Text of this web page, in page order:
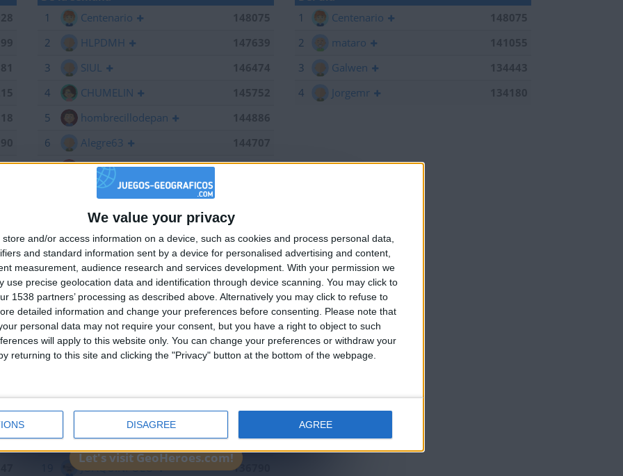
We value your privacy
store and/or access information on a device, such as cookies and process personal data,
and standard information sent by a device for personalised advertising and content,
measurement, audience research and services development. With your permission we
use precise geolocation data and identification through device scanning. You may click to
1538 partners’ processing as described above. Alternatively you may click to refuse to
detailed information and change your preferences before consenting.
Please note that
personal data may not require your consent, but you have a right to object to such
will apply to this website only. You can change your preferences or withdraw your
returning to this site and clicking the "Privacy" button at the bottom of the webpage.
DISAGREE AGREE
1
Centenario
148075
2
HLPDMH
3
SIUL
146474
4
CHUMELIN
5
hombrecillodepan
144886
6
Alegre63
7
Bodero
144673
maherlo
karawankenwolf
143161
10
RUYDIAZ
142126
11
albamancha
142124
12
TNT
142101
13
mataro
141055
14
Antares41$
140928
18
teresa urzainki
137308
JOAQUINPOLO
136790
1
Centenario
148075
2
mataro
3
Galwen
134443
4
Jorgemr
🇺🇸 We noticed you’re visiting from
an English-speaking country
Join our American version now and be among
the firsts to submit your score on our
leaderboards!
Let's visit GeoHeroes.com!